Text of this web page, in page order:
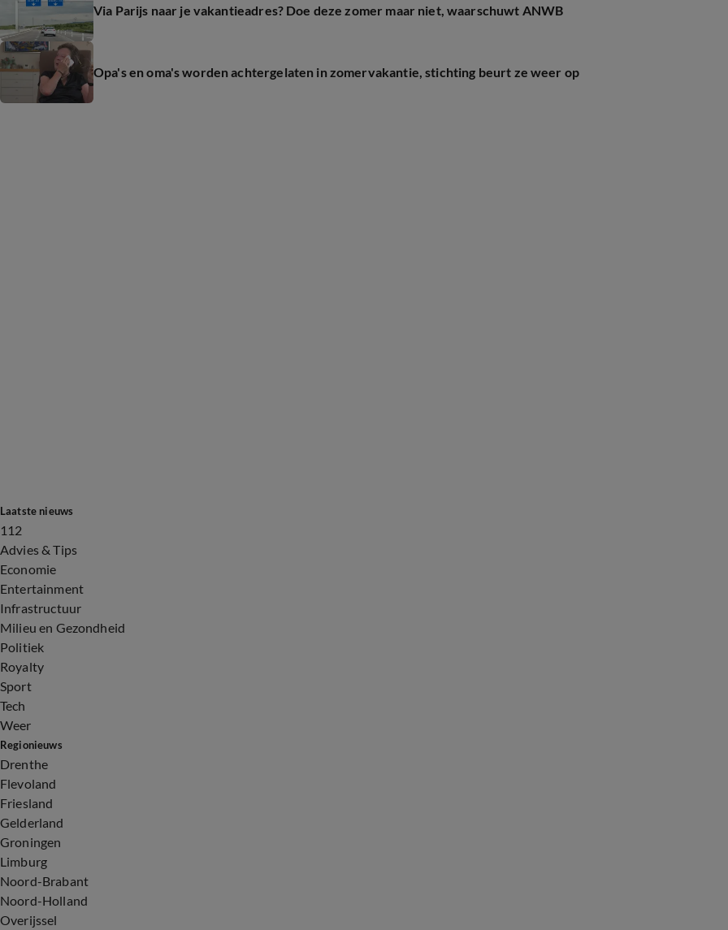
Via Parijs naar je vakantieadres? Doe deze zomer maar niet, waarschuwt ANWB
Opa's en oma's worden achtergelaten in zomervakantie, stichting beurt ze weer op
Laatste nieuws
112
Advies & Tips
Economie
Entertainment
Infrastructuur
Milieu en Gezondheid
Politiek
Royalty
Sport
Tech
Weer
Regionieuws
Drenthe
Flevoland
Friesland
Gelderland
Groningen
Limburg
Noord-Brabant
Noord-Holland
Overijssel